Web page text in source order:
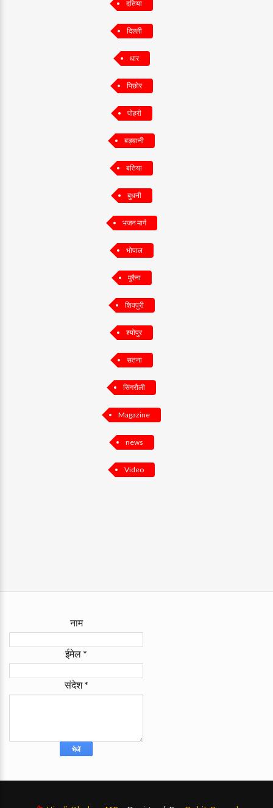
दतिया
दिल्ली
धार
पिछोर
पोहरी
बड़वानी
बतिया
बुधनी
भजन मार्ग
भोपाल
मुरैना
शिवपुरी
श्योपुर
सतना
सिंगरौली
Magazine
news
Video
नाम
ईमेल *
संदेश*